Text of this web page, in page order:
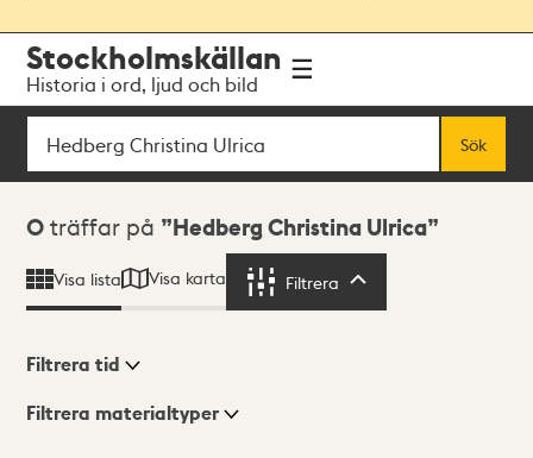
navigationen
huvudinnehållet
Stockholmskällan
Historia i ord, ljud och bild
Sök
Sök
Sökresultat
0 träffar på Hedberg Christina Ulrica
Visa lista Visa karta Filtrera
Visningsläge
Filtrera tid
Filtrera materialtyper